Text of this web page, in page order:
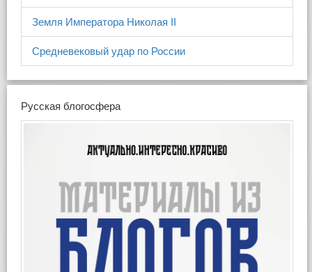
Земля Императора Николая II
Средневековый удар по России
Русская блогосфера